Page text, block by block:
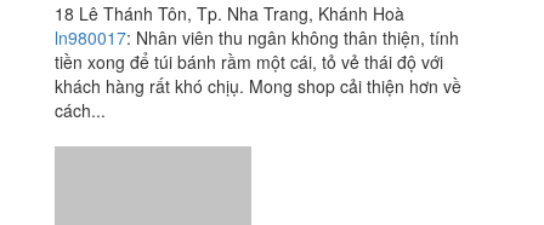
18 Lê Thánh Tôn, Tp. Nha Trang, Khánh Hoà
ln980017: Nhân viên thu ngân không thân thiện, tính
tiền xong để túi bánh rầm một cái, tỏ vẻ thái độ với
khách hàng rất khó chịụ. Mong shop cải thiện hơn về
cách...